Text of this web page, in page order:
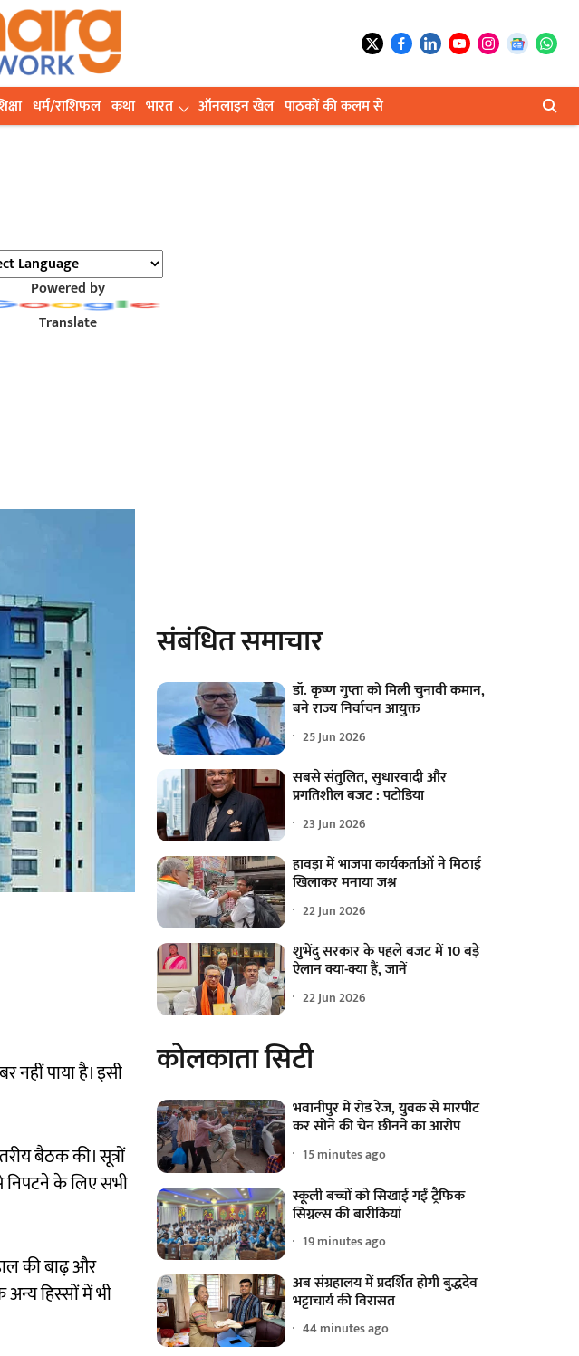
धर्म/राशिफल कथा भारत ऑनलाइन खेल पाठकों की कलम से
Powered by
Translate
नहीं पाया है। इसी
बैठक की। सूत्रों
निपटने के लिए सभी
की बाढ़ और
अन्य हिस्सों में भी
संबंधित समाचार
डॉ. कृष्ण गुप्ता को मिली चुनावी कमान,
बने राज्य निर्वाचन आयुक्त
25 Jun 2026
सबसे संतुलित, सुधारवादी और
प्रगतिशील बजट : पटोडिया
23 Jun 2026
हावड़ा में भाजपा कार्यकर्ताओं ने मिठाई
खिलाकर मनाया जश्न
22 Jun 2026
शुभेंदु सरकार के पहले बजट में 10 बड़े
ऐलान क्या-क्या हैं, जानें
22 Jun 2026
कोलकाता सिटी
भवानीपुर में रोड रेज, युवक से मारपीट
कर सोने की चेन छीनने का आरोप
15 minutes ago
स्कूली बच्चों को सिखाई गईं ट्रैफिक
सिग्नल्स की बारीकियां
19 minutes ago
अब संग्रहालय में प्रदर्शित होगी बुद्धदेव
भट्टाचार्य की विरासत
44 minutes ago